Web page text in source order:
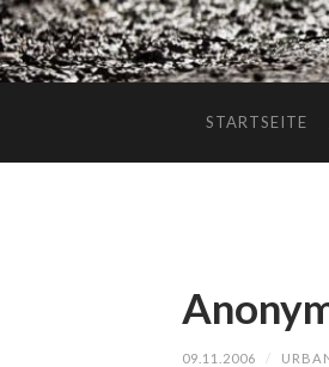
STARTSEITE
09.11.2006 /